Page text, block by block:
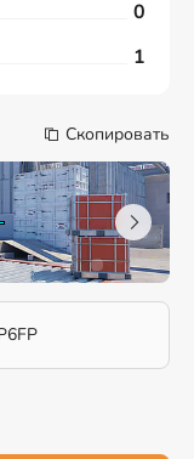
0
1
Скопировать